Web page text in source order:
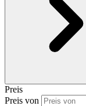
Preis
Preis von